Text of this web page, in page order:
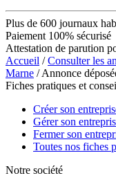
Plus de 600 journaux
Paiement 100% sécurisé
Attestation de parution
Accueil /Consulter les
Marne / Annonce
Fiches pratiques et
Créer son
Gérer son
Fermer son
Toutes nos fiches
Notre société